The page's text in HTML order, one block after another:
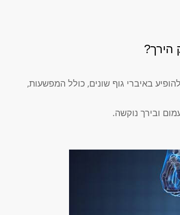
הירך?
באיברי גוף שונים, כולל המפשעות,
ובירך נוקשה.